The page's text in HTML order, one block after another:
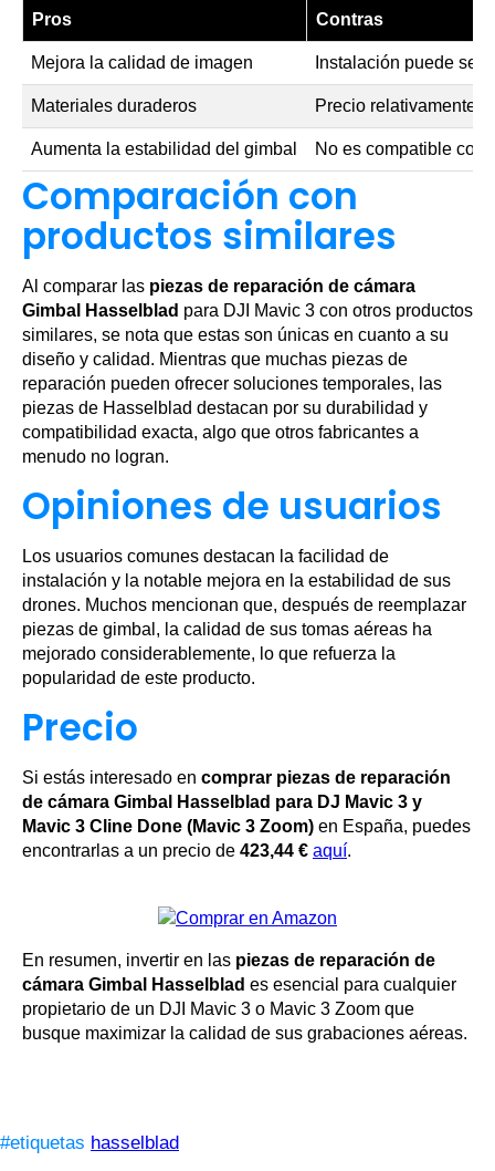
Pros Contras
Mejora la calidad de imagen Instalación puede ser
Materiales duraderos Precio relativamente
Aumenta la estabilidad del gimbal No es compatible con
Comparación con
productos similares
Al comparar las piezas de reparación de cámara
Gimbal Hasselblad para DJI Mavic 3 con otros productos
similares, se nota que estas son únicas en cuanto a su
diseño y calidad. Mientras que muchas piezas de
reparación pueden ofrecer soluciones temporales, las
piezas de Hasselblad destacan por su durabilidad y
compatibilidad exacta, algo que otros fabricantes a
menudo no logran.
Opiniones de usuarios
Los usuarios comunes destacan la facilidad de
instalación y la notable mejora en la estabilidad de sus
drones. Muchos mencionan que, después de reemplazar
piezas de gimbal, la calidad de sus tomas aéreas ha
mejorado considerablemente, lo que refuerza la
popularidad de este producto.
Precio
Si estás interesado en comprar piezas de reparación
de cámara Gimbal Hasselblad para DJ Mavic 3 y
Mavic 3 Cline Done (Mavic 3 Zoom) en España, puedes
encontrarlas a un precio de 423,44 € aquí.
En resumen, invertir en las piezas de reparación de
cámara Gimbal Hasselblad es esencial para cualquier
propietario de un DJI Mavic 3 o Mavic 3 Zoom que
busque maximizar la calidad de sus grabaciones aéreas.
#etiquetas hasselblad